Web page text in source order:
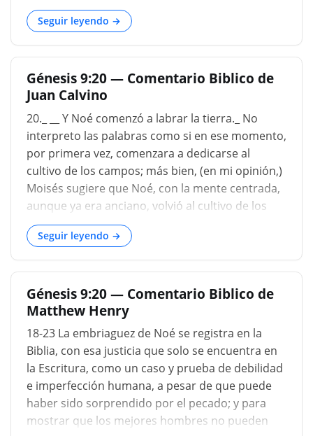
actividades agrícolas mucho antes que él
(Génesis 4:2 ). Además, el hecho de que fuera un
cultivador de la tierra no se afirma en forma de
una proposición distinta e independiente, sino
que se menciona meramente como introducción
a lo que sigue, con lo que está tan
estrechamente conectado que las dos frases del
versículo pueden combinarse en una frase así:
"en el curso de sus operaciones de campo
comenzó a plantar un viñedo". Los valles de la
cordillera Gordyaean, o Jebel Judi, están bien
adaptados para la cría de la vid, que todavía se
a menudo se abusa también por una indulgencia
Seguir leyendo →
Génesis 9:20 — Comentario Biblico de
Juan Calvino
20._ __ Y Noé comenzó a labrar la tierra._ No
interpreto las palabras como si en ese momento,
por primera vez, comenzara a dedicarse al
cultivo de los campos; más bien, (en mi opinión,)
Moisés sugiere que Noé, con la mente centrada,
aunque ya era anciano, volvió al cultivo de los
campos y a sus anteriores labores. Sin embargo,
es incierto si había sido viticultor o no.
Comúnmente se cree que el vino no se usaba
antes de ese tiempo. Y esta opinión ha sido
recibida más fácilmente, al proporcionar un
pretexto honorable para disculpar el pecado de
Noé. Pero no me parece probable que el fruto de
la vid, que supera a todos los demás, haya
permanecido descuidado e improductivo.
Además, Moisés no dice que Noé se embriagó el
primer día que lo probó. Por lo tanto, dejando
esta cuestión sin resolver, supongo más bien
Seguir leyendo →
Génesis 9:20 — Comentario Biblico de
Matthew Henry
18-23 La embriaguez de Noé se registra en la
Biblia, con esa justicia que solo se encuentra en
la Escritura, como un caso y prueba de debilidad
e imperfección humana, a pesar de que puede
haber sido sorprendido por el pecado; y para
mostrar que los mejores hombres no pueden